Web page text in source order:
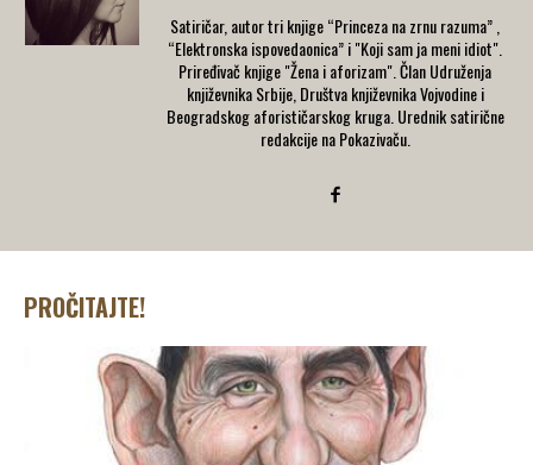
Satiričar, autor tri knjige “Princeza na zrnu razuma” ,
“Elektronska ispovedaonica” i "Koji sam ja meni idiot".
Priređivač knjige "Žena i aforizam". Član Udruženja
književnika Srbije, Društva književnika Vojvodine i
Beogradskog aforističarskog kruga. Urednik satirične
redakcije na Pokazivaču.
PROČITAJTE!